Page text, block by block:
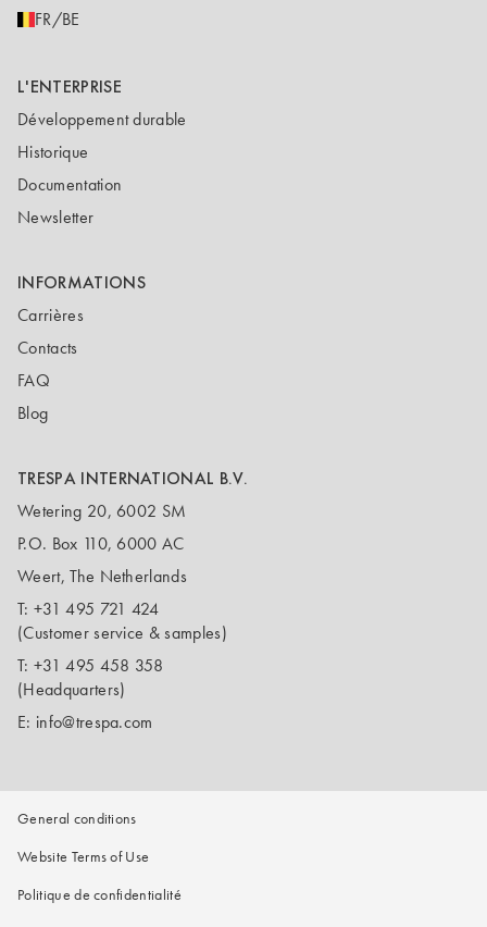
FR/BE
L'ENTERPRISE
Développement durable
Historique
Documentation
Newsletter
INFORMATIONS
Carrières
Contacts
FAQ
Blog
TRESPA INTERNATIONAL B.V.
Wetering 20, 6002 SM
P.O. Box 110, 6000 AC
Weert, The Netherlands
T: +31 495 721 424
(Customer service & samples)
T: +31 495 458 358
(Headquarters)
E: info@trespa.com
General conditions
Website Terms of Use
Politique de confidentialité